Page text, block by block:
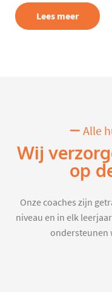
Lees meer
Alle
Wij
op
Onze coaches zijn
niveau en in elk
ondersteunen